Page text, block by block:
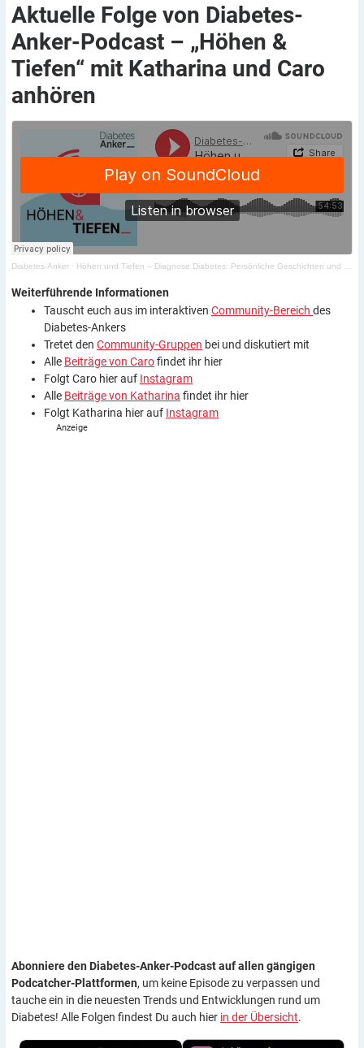
Aktuelle Folge von Diabetes-
Anker-Podcast – „Höhen &
Tiefen“ mit Katharina und Caro
anhören
Diabetes-Anker · Höhen und Tiefen – Diagnose Diabetes: Persönliche Geschichten und wertvolle Tipps für den Alltag
Weiterführende Informationen
Tauscht euch aus im interaktiven Community-Bereich des
Diabetes-Ankers
Tretet den Community-Gruppen bei und diskutiert mit
Alle Beiträge von Carofindet ihr hier
Folgt Caro hier auf Instagram
Alle Beiträge von Katharina findet ihr hier
Folgt Katharina hier auf Instagram
Abonniere den Diabetes-Anker-Podcast auf allen gängigen
Podcatcher-Plattformen, um keine Episode zu verpassen und
tauche ein in die neuesten Trends und Entwicklungen rund um
Diabetes! Alle Folgen findest Du auch hier in der Übersicht.